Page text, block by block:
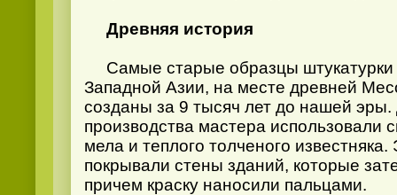
Древняя история
Самые старые образцы
Западной Азии, на месте древней
созданы за 9 тысяч лет до нашей
производства мастера использовали
мела и теплого толченого
покрывали стены зданий, которые
причем краску наносили пальцами.